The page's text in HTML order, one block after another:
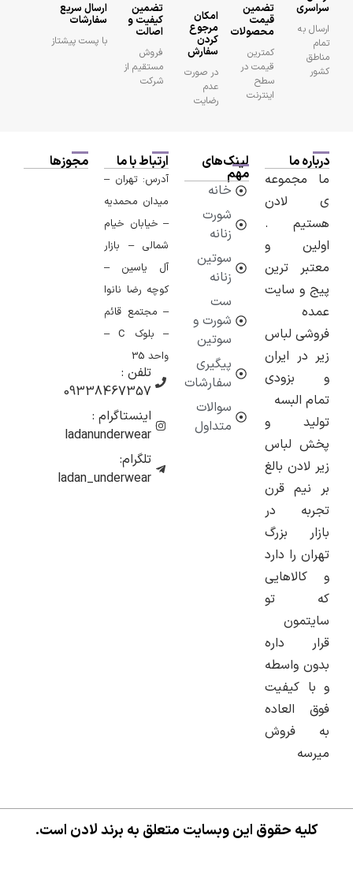
تضمین
قیمت
محصولات
کمترین
قیمت در
سطح
امکان
مرجوع
کردن
سفارش
در صورت
عدم
رضایت
تضمین
کیفیت و
اصالت
فروش
مستقیم از
شرکت
ارسال سریع
سفارشات
با پست پیشتاز
.
و
ترین
و سایت
لباس
ایران
البسه
و
لباس
بالغ
قرن
در
بزرگ
را دارد
تو
داره
واسطه
کیفیت
لینک‌های
مهم
شورت
سوتین
زنانه
شورت و
سوتین
پیگیری
سفارشات
سوالات
متداول
ارتباط با ما
آدرس: تهران –
میدان محمدیه
– خیابان خیام
شمالی – بازار
آل یاسین –
کوچه رضا نانوا
– مجتمع قائم
– بلوک C –
تلفن :
09338467357
اینستاگرام :
ladanunderwear
ladan_underwear
مجوزها
حقوق این وبسایت متعلق به برند لادن است.